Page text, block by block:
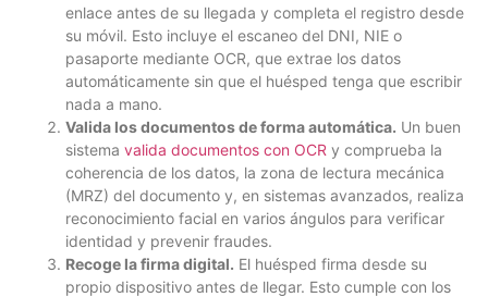
enlace antes de su llegada y completa el registro desde
su móvil. Esto incluye el escaneo del DNI, NIE o
pasaporte mediante OCR, que extrae los datos
automáticamente sin que el huésped tenga que escribir
nada a mano.
Valida los documentos de forma automática. Un buen
sistema valida documentos con OCR y comprueba la
coherencia de los datos, la zona de lectura mecánica
(MRZ) del documento y, en sistemas avanzados, realiza
reconocimiento facial en varios ángulos para verificar
identidad y prevenir fraudes.
Recoge la firma digital. El huésped firma desde su
propio dispositivo antes de llegar. Esto cumple con los